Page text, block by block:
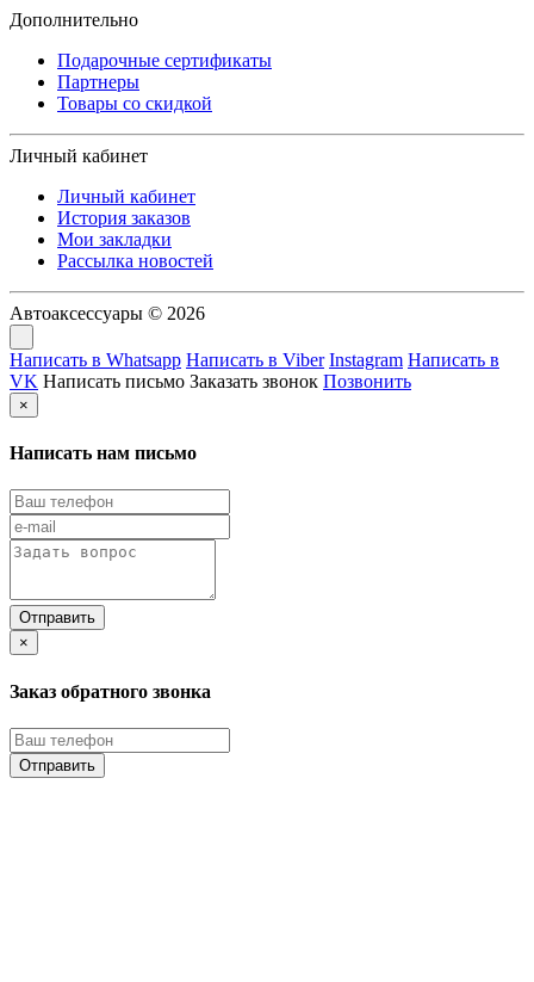
Дополнительно
Подарочные сертификаты
Партнеры
Товары со скидкой
Личный кабинет
Личный кабинет
История заказов
Мои закладки
Рассылка новостей
Автоаксессуары © 2026
Написать в Whatsapp Написать в Viber Instagram Написать в
VK Написать письмо Заказать звонок Позвонить
×
Написать нам письмо
×
Заказ обратного звонка